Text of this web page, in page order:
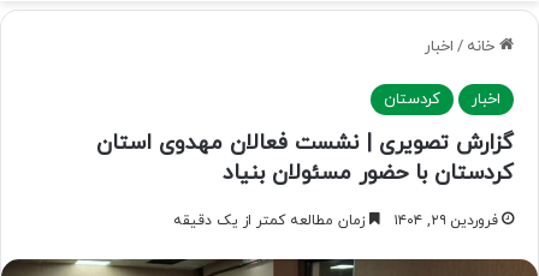
خانه / اخبار
اخبار کردستان
گزارش تصویری | نشست فعالان مهدوی استان
کردستان با حضور مسئولان بنیاد
فروردین ۲۹, ۱۴۰۴ زمان مطالعه کمتر از یک دقیقه